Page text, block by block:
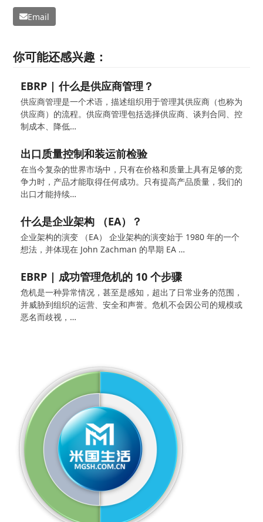
Email
你可能还感兴趣：
EBRP | 什么是供应商管理？
供应商管理是一个术语，描述组织用于管理其供应商（也称为
供应商）的流程。供应商管理包括选择供应商、谈判合同、控
制成本、降低…
出口质量控制和装运前检验
在当今复杂的世界市场中，只有在价格和质量上具有足够的竞
争力时，产品才能取得任何成功。只有提高产品质量，我们的
出口才能持续…
什么是企业架构 （EA）？
企业架构的演变 （EA） 企业架构的演变始于 1980 年的一个
想法，并体现在 John Zachman 的早期 EA …
EBRP | 成功管理危机的 10 个步骤
危机是一种异常情况，甚至是感知，超出了日常业务的范围，
并威胁到组织的运营、安全和声誉。危机不会因公司的规模或
恶名而歧视，…